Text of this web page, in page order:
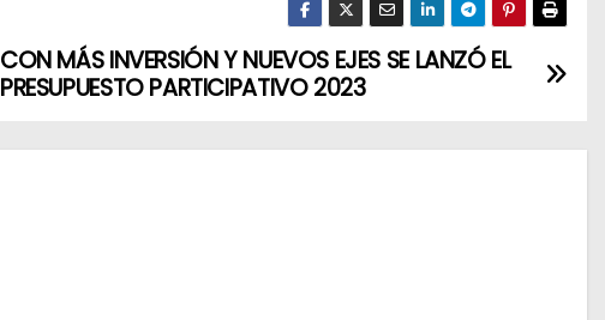
CON MÁS INVERSIÓN Y NUEVOS EJES SE LANZÓ EL
PRESUPUESTO PARTICIPATIVO 2023